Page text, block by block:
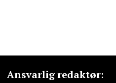
Ansvarlig redaktør: